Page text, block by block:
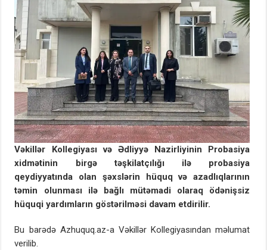
Vəkillər Kollegiyası və Ədliyyə Nazirliyinin Probasiya
xidmətinin birgə təşkilatçılığı ilə probasiya
qeydiyyatında olan şəxslərin hüquq və azadlıqlarının
təmin olunması ilə bağlı mütəmadi olaraq ödənişsiz
hüquqi yardımların göstərilməsi davam etdirilir.
Bu barədə Azhuquq.az-a Vəkillər Kollegiyasından məlumat
verilib.